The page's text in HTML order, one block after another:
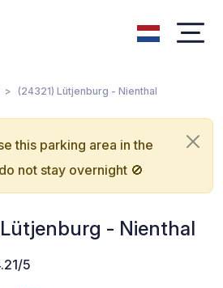
(24321) Lütjenburg - Nienthal
this parking area in the
not stay overnight 🚫
- Nienthal
5